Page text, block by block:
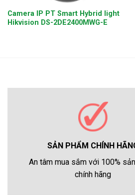
Camera IP PT Smart Hybrid light
Hikvision DS-2DE2400MWG-E
SẢN PHẨM CHÍNH
An tâm mua sắm với 100%
chính hãng